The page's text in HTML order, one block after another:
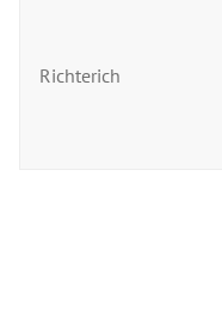
Richterich